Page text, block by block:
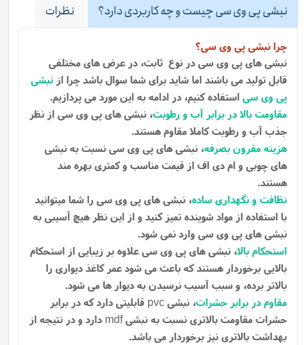
نبشی پی وی سی چیست و چه کاربردی دارد؟ نظرات
چرا نبشی پی وی سی؟
نبشی های پی وی سی در نوع ثابت، در عرض های مختلفی
قابل تولید می باشند اما شاید برای شما سوال باشد چرا از نبشی
پی وی سی استفاده کنیم، در ادامه به این مورد می پردازیم.
مقاومت بالا در برابر آب و رطوبت، نبشی های پی وی سی از نظر
جذب آب و رطوبت کاملا مقاوم هستند.
هزینه مقرون بصرفه، نبشی های پی وی سی نسبت به نبشی
های چوبی و ام دی اف از قیمت مناسب و کمتری بهره مند
هستند.
نظافت و نگهداری ساده، نبشی های پی وی سی را شما میتوانید
با استفاده از مواد شوینده تمیز کنید و از این نظر هیچ آسیبی به
نبشی های پی وی سی وارد نمی شود.
استحکام بالا، نبشی های پی وی سی علاوه بر زیبایی از استحکام
بالایی برخوردار هستند که باعث می شود عمر کاغذ دیواری را
بالاتر برده، و سبب آسیب نرسیدن به دیوار ها می شود.
مقاوم در برابر حشرات، نبشی pvc قابلیتی دارد که در برابر
حشرات مقاومت بالاتری نسبت به نبشیmdf دارد و در نتیجه از
بهداشت بالاتری نیز برخوردار می باشد.